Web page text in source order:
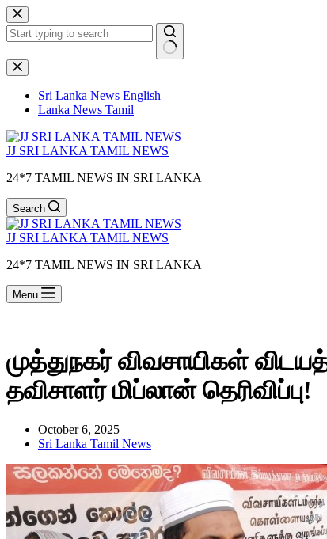
Skip
to
content
No
results
Sri Lanka News English
Lanka News Tamil
JJ SRI LANKA TAMIL NEWS
24*7 TAMIL NEWS IN SRI LANKA
Search
JJ SRI LANKA TAMIL NEWS
24*7 TAMIL NEWS IN SRI LANKA
Menu
முத்துநகர் விவசாயிகள்
தவிசாளர் மிப்லான் தெரிவிப்பு!
October 6, 2025
Sri Lanka Tamil News